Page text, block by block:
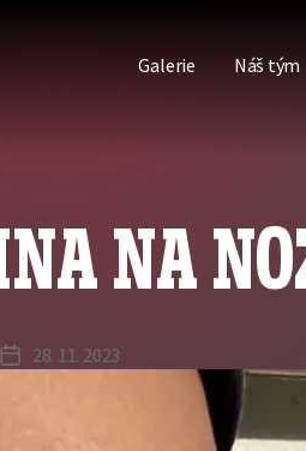
Galerie Náš tým
NA
Datum
28. 11. 2023